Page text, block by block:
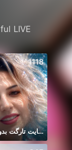
LIVE
1118
#حمایت تارگت بدون اسپانسر